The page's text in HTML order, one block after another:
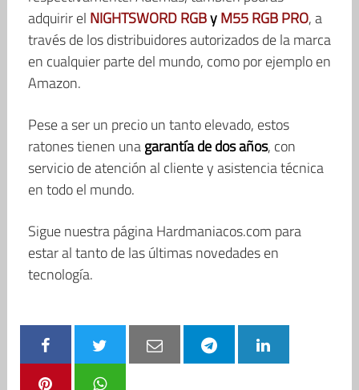
adquirir el NIGHTSWORD RGByM55 RGB PRO, a
través de los distribuidores autorizados de la marca
en cualquier parte del mundo, como por ejemplo en
Amazon.
Pese a ser un precio un tanto elevado, estos
ratones tienen unagarantía de dos años, con
servicio de atención al cliente y asistencia técnica
en todo el mundo.
Sigue nuestra página Hardmaniacos.com para
estar al tanto de las últimas novedades en
tecnología.